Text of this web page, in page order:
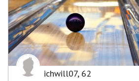
ichwill07, 62